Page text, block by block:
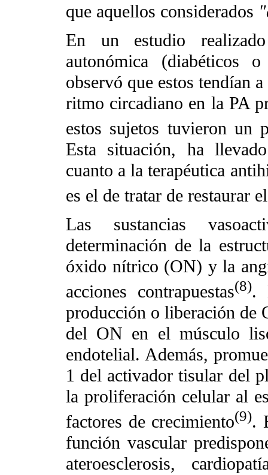
que aquellos considerados
En un estudio
autonómica (diabéticos
observó que estos tendían
ritmo circadiano en la PA
estos sujetos tuvieron un
Esta situación, ha
cuanto a la terapéutica
es el de tratar de restaurar
Las sustancias
determinación de la
óxido nítrico (ON) y la
acciones contrapuestas(8).
producción o liberación de
del ON en el músculo
endotelial. Además,
1 del activador tisular del
la proliferación celular al
factores de crecimiento(9).
función vascular
ateroesclerosis,